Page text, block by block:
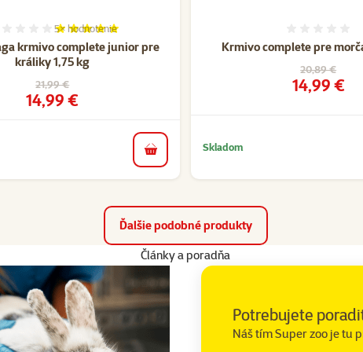
krmivo complete junior pre
králiky 1,75 kg
Hodnotenie 100%, počet hodnotení: 5
5× hodnotenie
Pôvodná cena
21,99 €
Cena
14,99 €
do košíka
Krmivo complete pre
Pôvodná cena
20,89 €
Cena
14,99 €
Skladom
Ďalšie podobné produkty
Články a poradňa
Potrebujete
Náš tím Super zoo je tu